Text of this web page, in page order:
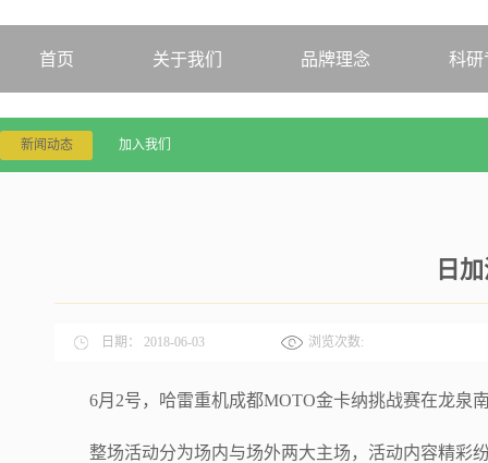
首页 关于我们 品牌理念 科研
新闻动态 加入我们
日
日期： 2018-06-03 浏览次数:
6月2号，哈雷重机成都MOTO金卡纳挑战赛在龙泉
整场活动分为场内与场外两大主场，活动内容精彩